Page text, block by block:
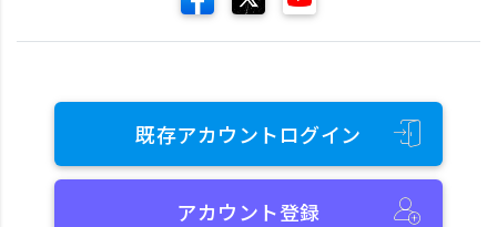
既存アカウントログイン
アカウント登録